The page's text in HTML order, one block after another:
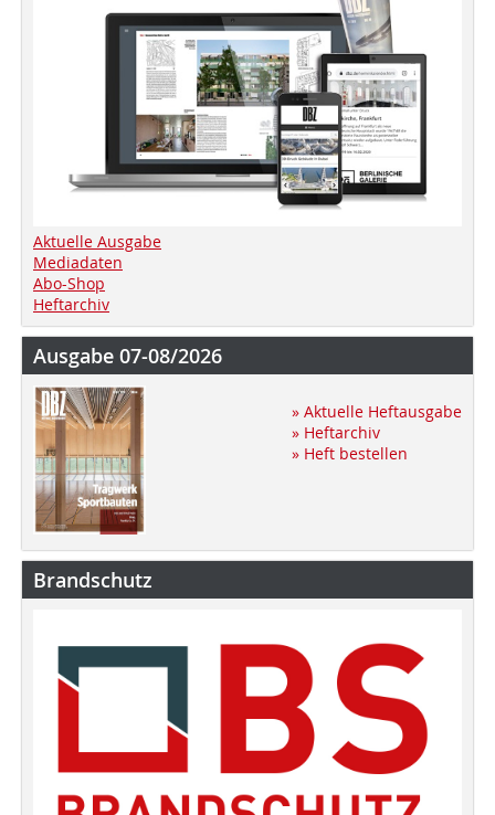
Aktuelle Ausgabe
Mediadaten
Abo-Shop
Heftarchiv
Ausgabe 07-08/2026
» Aktuelle Heftausgabe
» Heftarchiv
» Heft bestellen
Brandschutz